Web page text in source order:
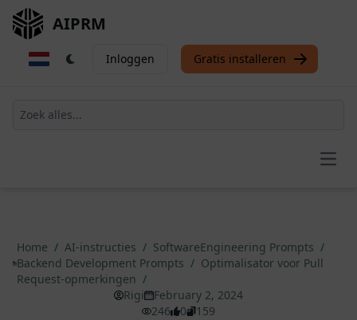
AIPRM
Inloggen Gratis installeren
Home / AI-instructies / SoftwareEngineering Prompts /
Backend Development Prompts / Optimalisator voor Pull
Request-opmerkingen /
Rigi
February 2, 2024
246
0 159